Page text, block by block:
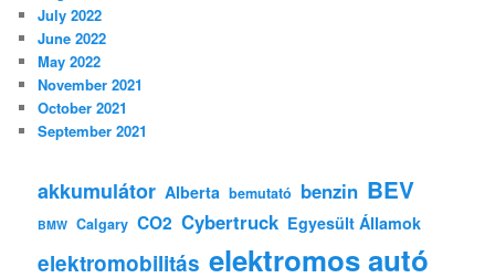
July 2022
June 2022
May 2022
November 2021
October 2021
September 2021
akkumulátor Alberta bemutató benzin BEV
BMW Calgary CO2 Cybertruck Egyesült Államok
elektromobilitás elektromos autó